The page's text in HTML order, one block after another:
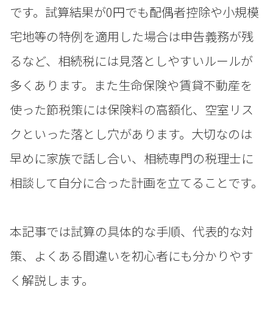
です。試算結果が0円でも配偶者控除や小規模
宅地等の特例を適用した場合は申告義務が残
るなど、相続税には見落としやすいルールが
多くあります。また生命保険や賃貸不動産を
使った節税策には保険料の高額化、空室リス
クといった落とし穴があります。大切なのは
早めに家族で話し合い、相続専門の税理士に
相談して自分に合った計画を立てることです。
本記事では試算の具体的な手順、代表的な対
策、よくある間違いを初心者にも分かりやす
く解説します。